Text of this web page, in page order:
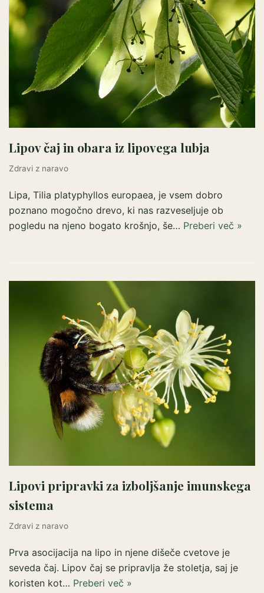
Lipov čaj in obara iz lipovega lubja
Zdravi z naravo
Lipa, Tilia platyphyllos europaea, je vsem dobro
poznano mogočno drevo, ki nas razveseljuje ob
pogledu na njeno bogato krošnjo, še… Preberi več »
Lipovi pripravki za izboljšanje imunskega
sistema
Zdravi z naravo
Prva asocijacija na lipo in njene dišeče cvetove je
seveda čaj. Lipov čaj se pripravlja že stoletja, saj je
koristen kot… Preberi več »